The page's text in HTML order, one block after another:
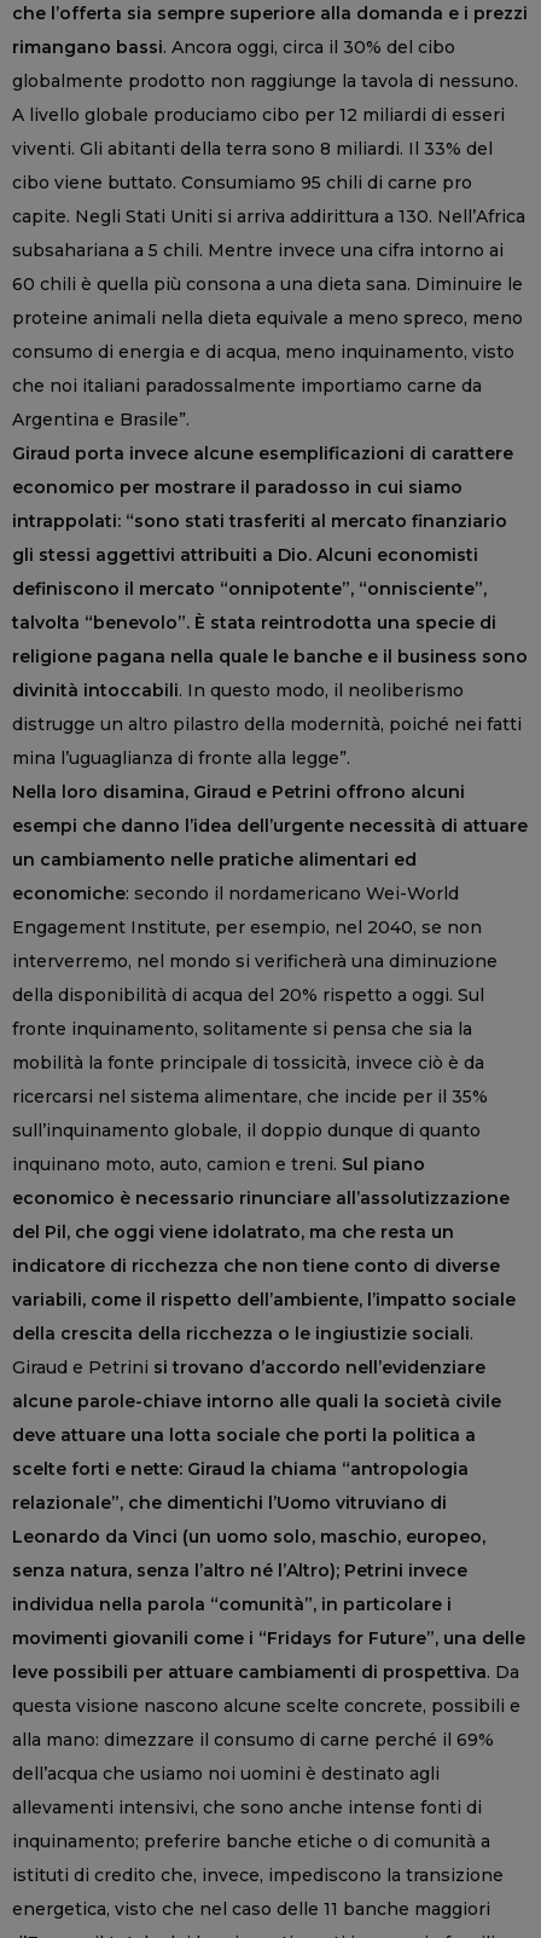
che l’offerta sia sempre superiore alla domanda e i prezzi
rimangano bassi. Ancora oggi, circa il 30% del cibo
globalmente prodotto non raggiunge la tavola di nessuno.
A livello globale produciamo cibo per 12 miliardi di esseri
viventi. Gli abitanti della terra sono 8 miliardi. Il 33% del
cibo viene buttato. Consumiamo 95 chili di carne pro
capite. Negli Stati Uniti si arriva addirittura a 130. Nell’Africa
subsahariana a 5 chili. Mentre invece una cifra intorno ai
60 chili è quella più consona a una dieta sana. Diminuire le
proteine animali nella dieta equivale a meno spreco, meno
consumo di energia e di acqua, meno inquinamento, visto
che noi italiani paradossalmente importiamo carne da
Argentina e Brasile”.
Giraud porta invece alcune esemplificazioni di carattere
economico per mostrare il paradosso in cui siamo
intrappolati: “sono stati trasferiti al mercato finanziario
gli stessi aggettivi attribuiti a Dio. Alcuni economisti
definiscono il mercato “onnipotente”, “onnisciente”,
talvolta “benevolo”. È stata reintrodotta una specie di
religione pagana nella quale le banche e il business sono
divinità intoccabili. In questo modo, il neoliberismo
distrugge un altro pilastro della modernità, poiché nei fatti
mina l’uguaglianza di fronte alla legge”.
Nella loro disamina, Giraud e Petrini offrono alcuni
esempi che danno l’idea dell’urgente necessità di attuare
un cambiamento nelle pratiche alimentari ed
economiche: secondo il nordamericano Wei-World
Engagement Institute, per esempio, nel 2040, se non
interverremo, nel mondo si verificherà una diminuzione
della disponibilità di acqua del 20% rispetto a oggi. Sul
fronte inquinamento, solitamente si pensa che sia la
mobilità la fonte principale di tossicità, invece ciò è da
ricercarsi nel sistema alimentare, che incide per il 35%
sull’inquinamento globale, il doppio dunque di quanto
inquinano moto, auto, camion e treni. Sul piano
economico è necessario rinunciare all’assolutizzazione
del Pil, che oggi viene idolatrato, ma che resta un
indicatore di ricchezza che non tiene conto di diverse
variabili, come il rispetto dell’ambiente, l’impatto sociale
della crescita della ricchezza o le ingiustizie sociali.
Giraud e Petrini si trovano d’accordo nell’evidenziare
alcune parole-chiave intorno alle quali la società civile
deve attuare una lotta sociale che porti la politica a
scelte forti e nette: Giraud la chiama “antropologia
relazionale”, che dimentichi l’Uomo vitruviano di
Leonardo da Vinci (un uomo solo, maschio, europeo,
senza natura, senza l’altro né l’Altro); Petrini invece
individua nella parola “comunità”, in particolare i
movimenti giovanili come i “Fridays for Future”, una delle
leve possibili per attuare cambiamenti di prospettiva. Da
questa visione nascono alcune scelte concrete, possibili e
alla mano: dimezzare il consumo di carne perché il 69%
dell’acqua che usiamo noi uomini è destinato agli
allevamenti intensivi, che sono anche intense fonti di
inquinamento; preferire banche etiche o di comunità a
istituti di credito che, invece, impediscono la transizione
energetica, visto che nel caso delle 11 banche maggiori